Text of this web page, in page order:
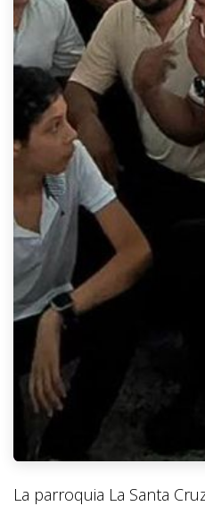
La parroquia La Santa